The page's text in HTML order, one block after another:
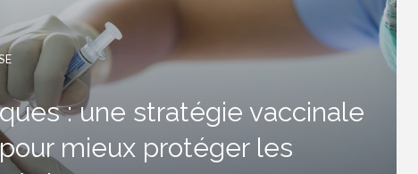
: une stratégie vaccinale
mieux protéger les